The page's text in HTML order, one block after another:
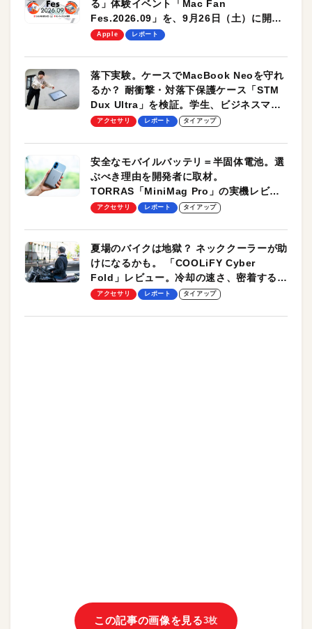
る」体験イベント「Mac Fan
Fes.2026.09」を、9月26日（土）に開催
します！
Apple レポート
落下実験。ケースでMacBook Neoを守れ
るか？ 耐衝撃・対落下保護ケース「STM
Dux Ultra」を検証。学生、ビジネスマン
のモバイルユースに最適！
アクセサリ レポート タイアップ
安全なモバイルバッテリ＝半固体電池。選
ぶべき理由を開発者に取材。
TORRAS「MiniMag Pro」の実機レビュ
ーも
アクセサリ レポート タイアップ
夏場のバイクは地獄？ ネッククーラーが助
けになるかも。 「COOLiFY Cyber
Fold」レビュー。冷却の速さ、密着する冷
却プレート、シンプルな操作性がグッド！
アクセサリ レポート タイアップ
この記事の画像を見る3枚